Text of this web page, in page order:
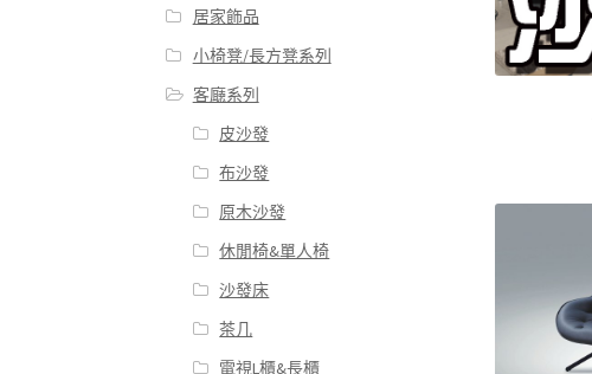
居家飾品
小椅凳/長方凳系列
客廰系列
皮沙發
布沙發
原木沙發
休閒椅&單人椅
沙發床
茶几
電視L櫃&長櫃